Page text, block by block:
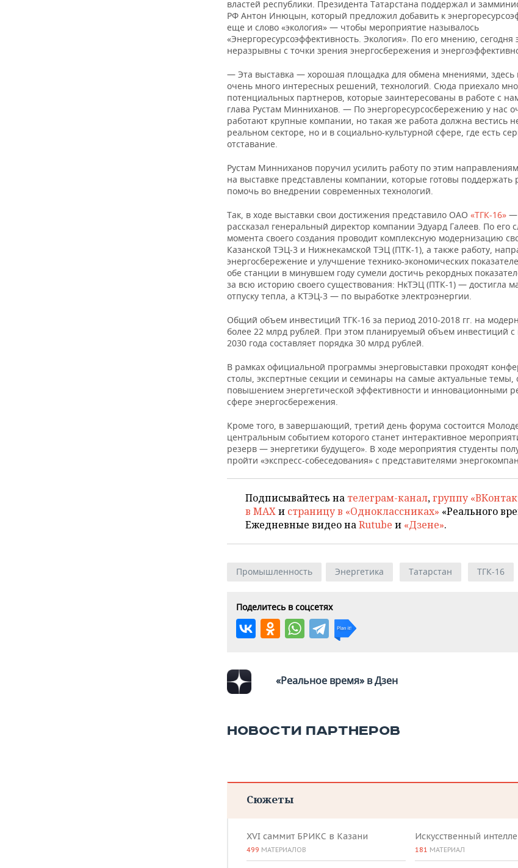
властей республики. Президента Татарстана поддержал и
РФ Антон Инюцын, который предложил добавить к
еще и слово «экология» — чтобы мероприятие называлось
«Энергоресурсоэффективность. Экология». По его мнению, сегодня
неразрывны с точки зрения энергосбережения и
— Эта выставка — хорошая площадка для обмена мнениями, здесь
очень много интересных решений, технологий. Сюда приехало
потенциальных партнеров, которые заинтересованы в работе с
глава Рустам Минниханов. — По энергоресурсосбережению у нас
работают крупные компании, но такая же работа должна вестись
реальном секторе, но и в социально-культурной сфере, где есть
отставание.
Рустам Минниханов поручил усилить работу по этим
на выставке представлены компании, которые готовы поддержать
помочь во внедрении современных технологий.
Так, в ходе выставки свои достижения представило ОАО «ТГК-16» —
рассказал генеральный директор компании Эдуард Галеев. По его
момента своего создания проводит комплексную модернизацию
Казанской ТЭЦ-3 и Нижнекамской ТЭЦ (ПТК-1), а также работу,
энергосбережение и улучшение технико-экономических
обе станции в минувшем году сумели достичь рекордных
за всю историю своего существования: НкТЭЦ (ПТК-1) — достигла
отпуску тепла, а КТЭЦ-3 — по выработке электроэнергии.
Общий объем инвестиций ТГК-16 за период 2010-2018 гг. на
более 22 млрд рублей. При этом планируемый объем инвестиций с
2030 года составляет порядка 30 млрд рублей.
В рамках официальной программы энерговыставки проходят
столы, экспертные секции и семинары на самые актуальные темы,
повышением энергетической эффективности и инновационными
сфере энергосбережения.
Кроме того, в завершающий, третий день форума состоится
центральным событием которого станет интерактивное
резерв — энергетики будущего». В ходе мероприятия студенты
пройти «экспресс-собеседования» с представителями
Подписывайтесь на телеграм-канал,группу
в MAXи страницу в «Одноклассниках» «Реального
Ежедневные видео наRutube и «Дзене».
Промышленность Энергетика Татарстан ТГК-16
Поделитесь в соцсетях
«Реальное время» в Дзен
НОВОСТИ ПАРТНЕРОВ
Сюжеты
XVI саммит БРИКС в Казани
499 МАТЕРИАЛОВ
Искусственный
181 МАТЕРИАЛ